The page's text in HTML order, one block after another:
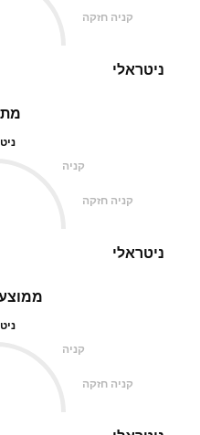
קניה
קניה חזקה
ניטראלי
קניה חזקה
ניטראלי
קניה
קניה חזקה